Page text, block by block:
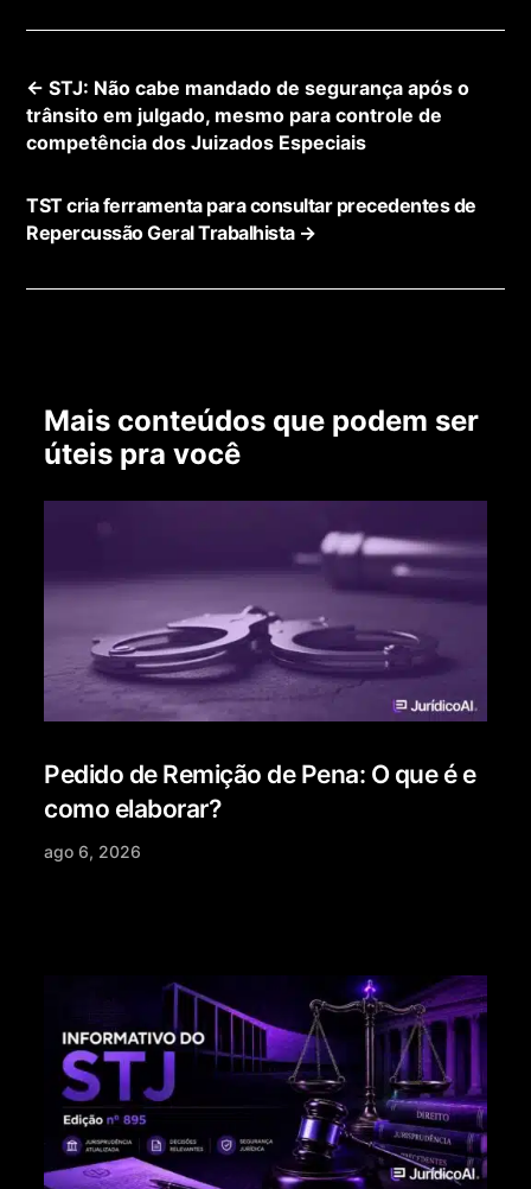
←STJ: Não cabe mandado de segurança após o
trânsito em julgado, mesmo para controle de
competência dos Juizados Especiais
TST cria ferramenta para consultar precedentes de
Repercussão Geral Trabalhista→
Mais conteúdos que podem ser
úteis pra você
Pedido de Remição de Pena: O que é e
como elaborar?
ago 6, 2026